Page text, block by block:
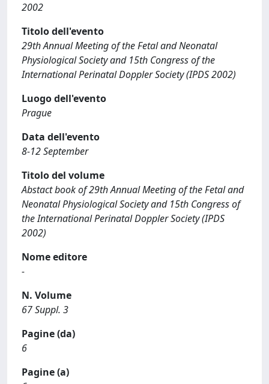
2002
Titolo dell'evento
29th Annual Meeting of the Fetal and Neonatal
Physiological Society and 15th Congress of the
International Perinatal Doppler Society (IPDS 2002)
Luogo dell'evento
Prague
Data dell'evento
8-12 September
Titolo del volume
Abstact book of 29th Annual Meeting of the Fetal and
Neonatal Physiological Society and 15th Congress of
the International Perinatal Doppler Society (IPDS
2002)
Nome editore
-
N. Volume
67 Suppl. 3
Pagine (da)
6
Pagine (a)